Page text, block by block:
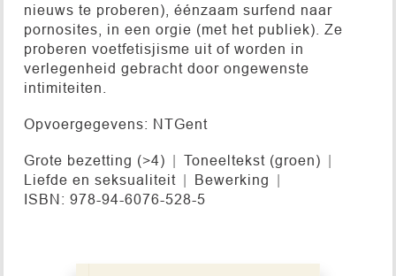
nieuws te proberen), éénzaam surfend naar
pornosites, in een orgie (met het publiek). Ze
proberen voetfetisjisme uit of worden in
verlegenheid gebracht door ongewenste
intimiteiten.
Opvoergegevens: NTGent
Grote bezetting (>4)
Toneeltekst (groen)
Liefde en seksualiteit
Bewerking
ISBN: 978-94-6076-528-5